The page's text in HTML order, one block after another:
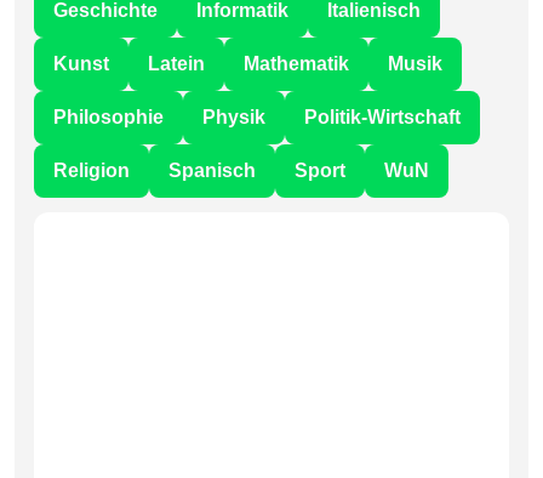
Geschichte Informatik Italienisch
Kunst Latein Mathematik Musik
Philosophie Physik Politik-Wirtschaft
Religion Spanisch Sport WuN